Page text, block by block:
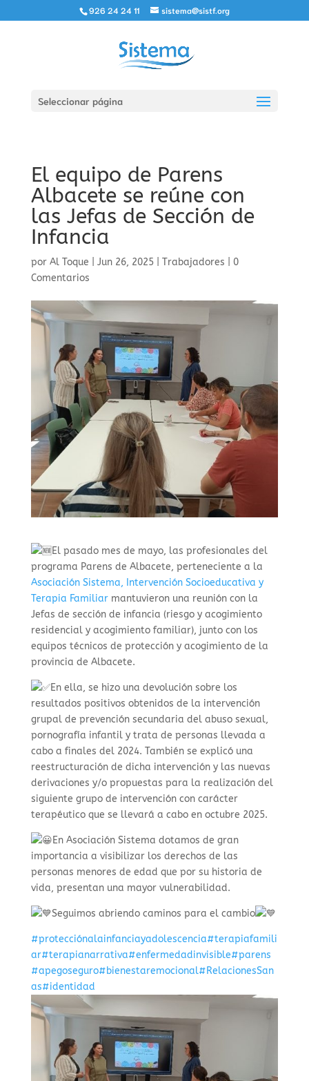
926 24 24 11 sistema@sistf.org
Seleccionar página
El equipo de Parens
Albacete se reúne con
las Jefas de Sección de
Infancia
por Al Toque Jun 26, 2025| Trabajadores
0
Comentarios
El pasado mes de mayo, las profesionales del
programa Parens de Albacete, perteneciente a la
Asociación Sistema, Intervención Socioeducativa y
Terapia Familiarmantuvieron una reunión con la
Jefas de sección de infancia (riesgo y acogimiento
residencial y acogimiento familiar), junto con los
equipos técnicos de protección y acogimiento de la
provincia de Albacete.
En ella, se hizo una devolución sobre los
resultados positivos obtenidos de la intervención
grupal de prevención secundaria del abuso sexual,
pornografía infantil y trata de personas llevada a
cabo a finales del 2024. También se explicó una
reestructuración de dicha intervención y las nuevas
derivaciones y/o propuestas para la realización del
siguiente grupo de intervención con carácter
terapéutico que se llevará a cabo en octubre 2025.
En Asociación Sistema dotamos de gran
importancia a visibilizar los derechos de las
personas menores de edad que por su historia de
vida, presentan una mayor vulnerabilidad.
Seguimos abriendo caminos para el cambio
#protecciónalainfanciayadolescencia#terapiafamili
ar#terapianarrativa#enfermedadinvisible#parens
#apegoseguro#bienestaremocional#RelacionesSan
as#identidad